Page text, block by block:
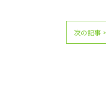
次の記事 >